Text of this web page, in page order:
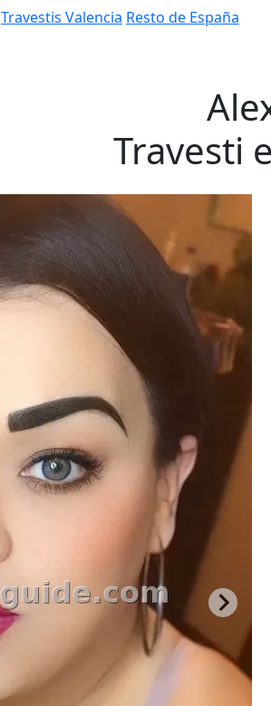
Travestis Valencia Resto de España
Travesti